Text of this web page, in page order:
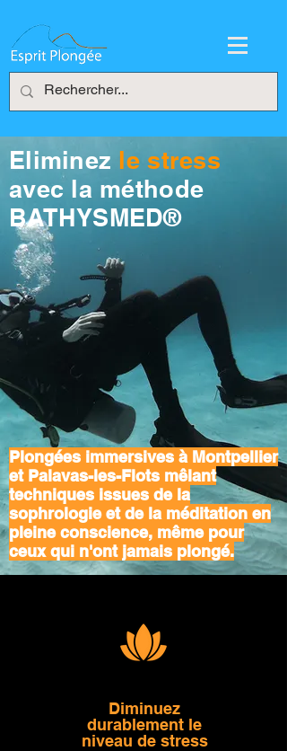
Eliminez le stress
avec la méthode
BATHYSMED®
Plongées immersives à Montpellier
et Palavas-les-Flots mêlant
techniques issues de la
sophrologie et de la méditation en
pleine conscience, même pour
ceux qui n'ont jamais plongé.
Diminuez
durablement le
niveau de stress